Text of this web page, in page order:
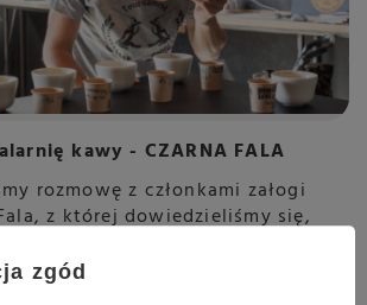
kawy - CZARNA FALA
rozmowę z członkami załogi
z której dowiedzieliśmy się,
tle dużej konkurencji wyróżniają
zgód